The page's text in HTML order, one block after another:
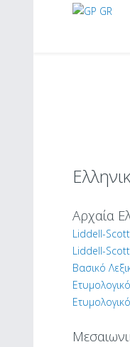
Αρχαία
Liddell-
Liddell-
Βασικό